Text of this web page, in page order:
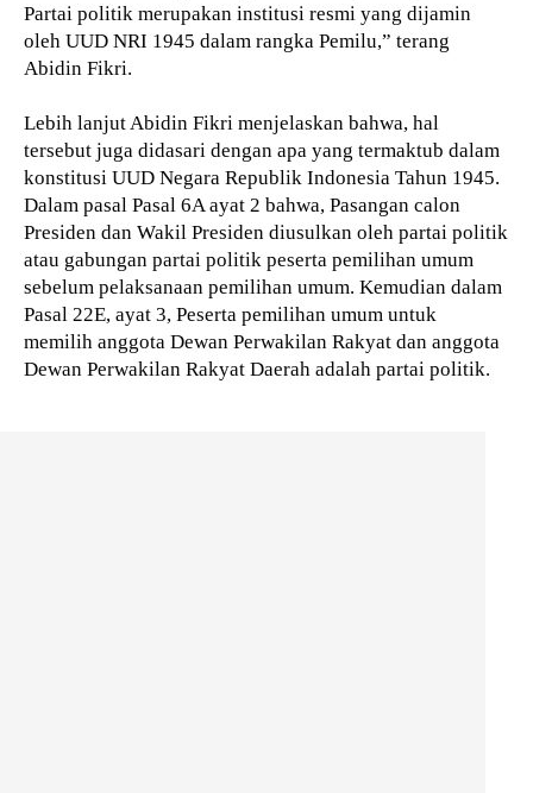
Partai politik merupakan institusi resmi yang dijamin
oleh UUD NRI 1945 dalam rangka Pemilu,” terang
Abidin Fikri.
Lebih lanjut Abidin Fikri menjelaskan bahwa, hal
tersebut juga didasari dengan apa yang termaktub dalam
konstitusi UUD Negara Republik Indonesia Tahun 1945.
Dalam pasal Pasal 6A ayat 2 bahwa, Pasangan calon
Presiden dan Wakil Presiden diusulkan oleh partai politik
atau gabungan partai politik peserta pemilihan umum
sebelum pelaksanaan pemilihan umum. Kemudian dalam
Pasal 22E, ayat 3, Peserta pemilihan umum untuk
memilih anggota Dewan Perwakilan Rakyat dan anggota
Dewan Perwakilan Rakyat Daerah adalah partai politik.